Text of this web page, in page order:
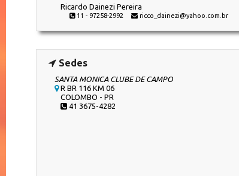
Ricardo Dainezi Pereira
11 - 97258-2992 ricco_dainezi@yahoo.com.br
Sedes
SANTA MONICA CLUBE DE CAMPO
R BR 116 KM 06
COLOMBO - PR
41 3675-4282